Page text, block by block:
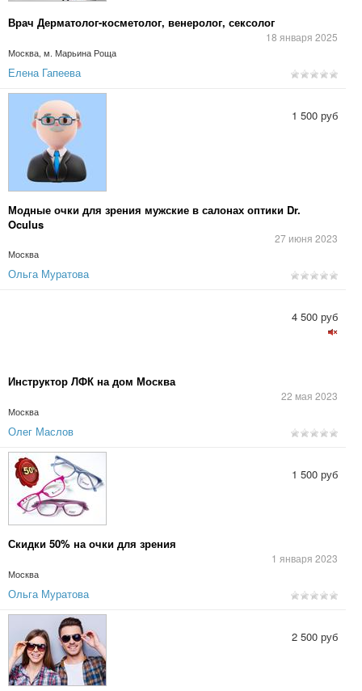
Врач Дерматолог-косметолог, венеролог, сексолог
18 января 2025
Москва, м. Марьина Роща
Елена Гапеева
Модные очки для зрения мужские в салонах оптики Dr.
Oculus
27 июня 2023
Москва
1 500 руб
Ольга Муратова
Инструктор ЛФК на дом Москва
22 мая 2023
Москва
4 500 руб
Олег Маслов
Скидки 50% на очки для зрения
1 января 2023
Москва
1 500 руб
Ольга Муратова
2 500 руб